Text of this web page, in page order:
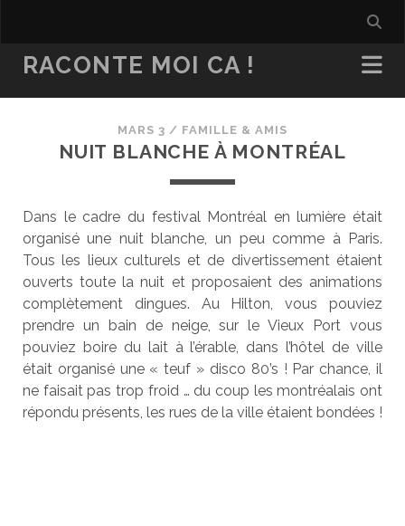
RACONTE MOI CA !
MARS 3 / FAMILLE & AMIS
NUIT BLANCHE À MONTRÉAL
Dans le cadre du festival Montréal en lumière était
organisé une nuit blanche, un peu comme à Paris.
Tous les lieux culturels et de divertissement étaient
ouverts toute la nuit et proposaient des animations
complètement dingues. Au Hilton, vous pouviez
prendre un bain de neige, sur le Vieux Port vous
pouviez boire du lait à l’érable, dans l’hôtel de ville
était organisé une « teuf » disco 80’s ! Par chance, il
ne faisait pas trop froid … du coup les montréalais ont
répondu présents, les rues de la ville étaient bondées !